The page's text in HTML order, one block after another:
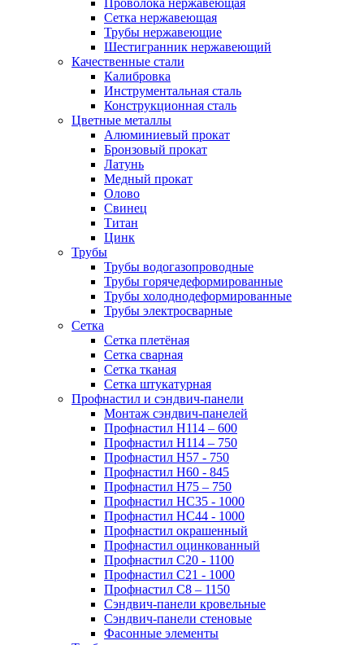
Проволока нержавеющая
Сетка нержавеющая
Трубы нержавеющие
Шестигранник нержавеющий
Качественные стали
Калибровка
Инструментальная сталь
Конструкционная сталь
Цветные металлы
Алюминиевый прокат
Бронзовый прокат
Латунь
Медный прокат
Олово
Свинец
Титан
Цинк
Трубы
Трубы водогазопроводные
Трубы горячедеформированные
Трубы холоднодеформированные
Трубы электросварные
Сетка
Сетка плетёная
Сетка сварная
Сетка тканая
Сетка штукатурная
Профнастил и сэндвич-панели
Монтаж сэндвич-панелей
Профнастил Н114 – 600
Профнастил Н114 – 750
Профнастил Н57 - 750
Профнастил Н60 - 845
Профнастил Н75 – 750
Профнастил НС35 - 1000
Профнастил НС44 - 1000
Профнастил окрашенный
Профнастил оцинкованный
Профнастил С20 - 1100
Профнастил С21 - 1000
Профнастил С8 – 1150
Сэндвич-панели кровельные
Сэндвич-панели стеновые
Фасонные элементы